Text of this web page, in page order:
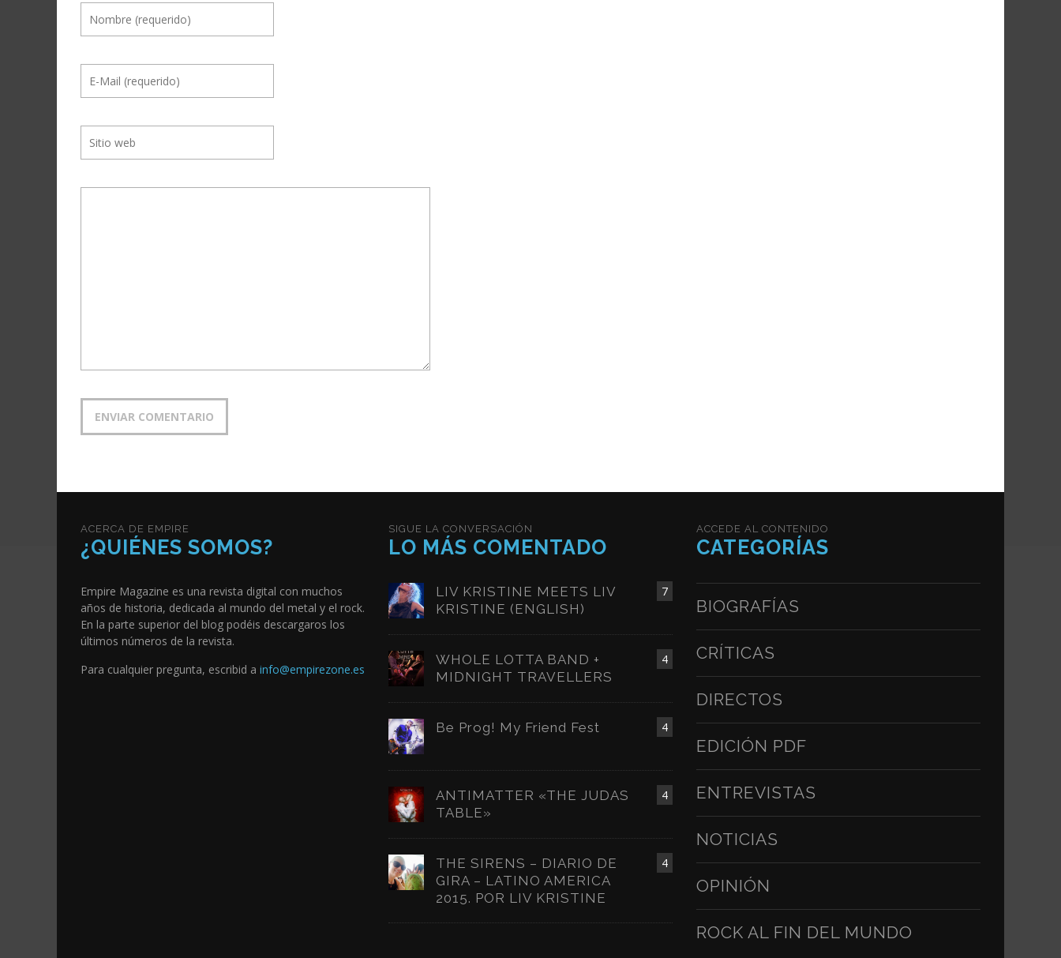
ACERCA DE EMPIRE
¿QUIÉNES SOMOS?
Empire Magazine es una revista digital con muchos
años de historia, dedicada al mundo del metal y el rock.
En la parte superior del blog podéis descargaros los
últimos números de la revista.
Para cualquier pregunta, escribid a info@empirezone.es
SIGUE LA CONVERSACIÓN
LO MÁS COMENTADO
7
LIV KRISTINE MEETS LIV
KRISTINE (ENGLISH)
4
WHOLE LOTTA BAND +
MIDNIGHT TRAVELLERS
4
Be Prog! My Friend Fest
4
ANTIMATTER «THE JUDAS
TABLE»
4
THE SIRENS – DIARIO DE
GIRA – LATINO AMERICA
2015. POR LIV KRISTINE
ACCEDE AL CONTENIDO
CATEGORÍAS
BIOGRAFÍAS
CRÍTICAS
DIRECTOS
EDICIÓN PDF
ENTREVISTAS
NOTICIAS
OPINIÓN
ROCK AL FIN DEL MUNDO